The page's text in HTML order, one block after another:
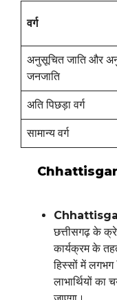
वर्ग
अनुसूचित जाति और
जनजाति
अति पिछड़ा वर्ग
सामान्य वर्ग
छत्तीसगढ़ के
कार्यक्रम के
हिस्सों में लगभग
लाभार्थियों का